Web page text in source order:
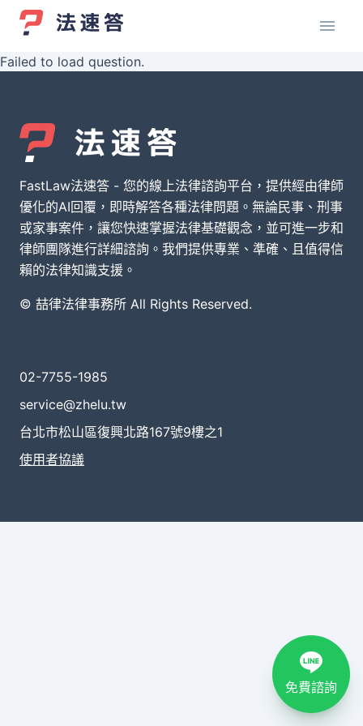
Failed to load question.
FastLaw法速答 - 您的線上法律諮詢平台，提供經由律師
優化的AI回覆，即時解答各種法律問題。無論民事、刑事
或家事案件，讓您快速掌握法律基礎觀念，並可進一步和
律師團隊進行詳細諮詢。我們提供專業、準確、且值得信
賴的法律知識支援。
© 喆律法律事務所 All Rights Reserved.
02-7755-1985
service@zhelu.tw
台北市松山區復興北路167號9樓之1
使用者協議
免費諮詢